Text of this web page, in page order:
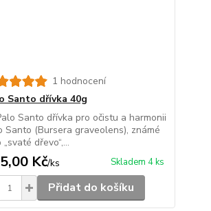
1 hodnocení
Santo dřívka 40g
Santo dřívka pro očistu a harmonii
Santo (Bursera graveolens), známé
„svaté dřevo“,...
Kč/ks Skladem 4 ks
Přidat do košíku